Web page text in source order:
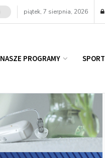
piątek, 7 sierpnia, 2026
NASZE PROGRAMY SPORT